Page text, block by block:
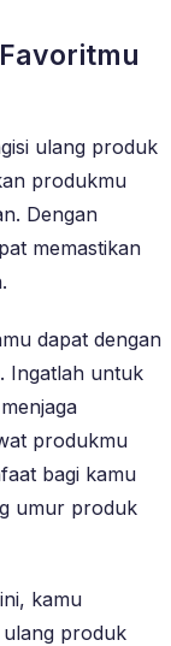
ulang produk
produkmu
Dengan
memastikan
dapat dengan
Ingatlah untuk
produkmu
bagi kamu
umur produk
kamu
ulang produk